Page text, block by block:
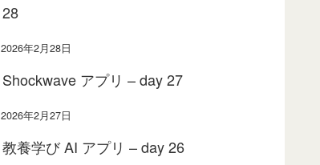
28
2026年2月28日
Shockwave アプリ – day 27
2026年2月27日
教養学び AI アプリ – day 26